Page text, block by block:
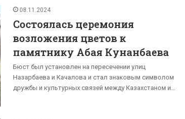
08.11.2024
Состоялась церемония
возложения цветов к
памятнику Абая Кунанбаева
Бюст был установлен на пересечении улиц
Назарбаева и Качалова и стал знаковым символом
дружбы и культурных связей между Казахстаном и…